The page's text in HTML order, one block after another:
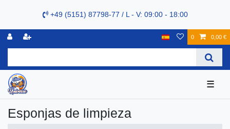
+49 (5151) 87798-77 / L - V: 09:00 - 18:00
0 0,00 €
☰
Esponjas de limpieza